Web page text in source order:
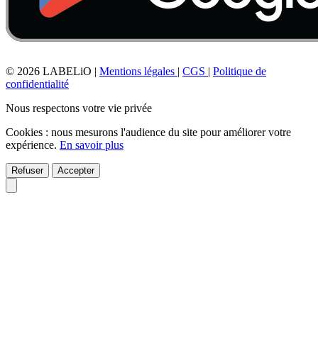
© 2026 LABELiO | Mentions légales | CGS | Politique de
confidentialité
Nous respectons votre vie privée
Cookies : nous mesurons l'audience du site pour améliorer votre
expérience. En savoir plus
Refuser Accepter